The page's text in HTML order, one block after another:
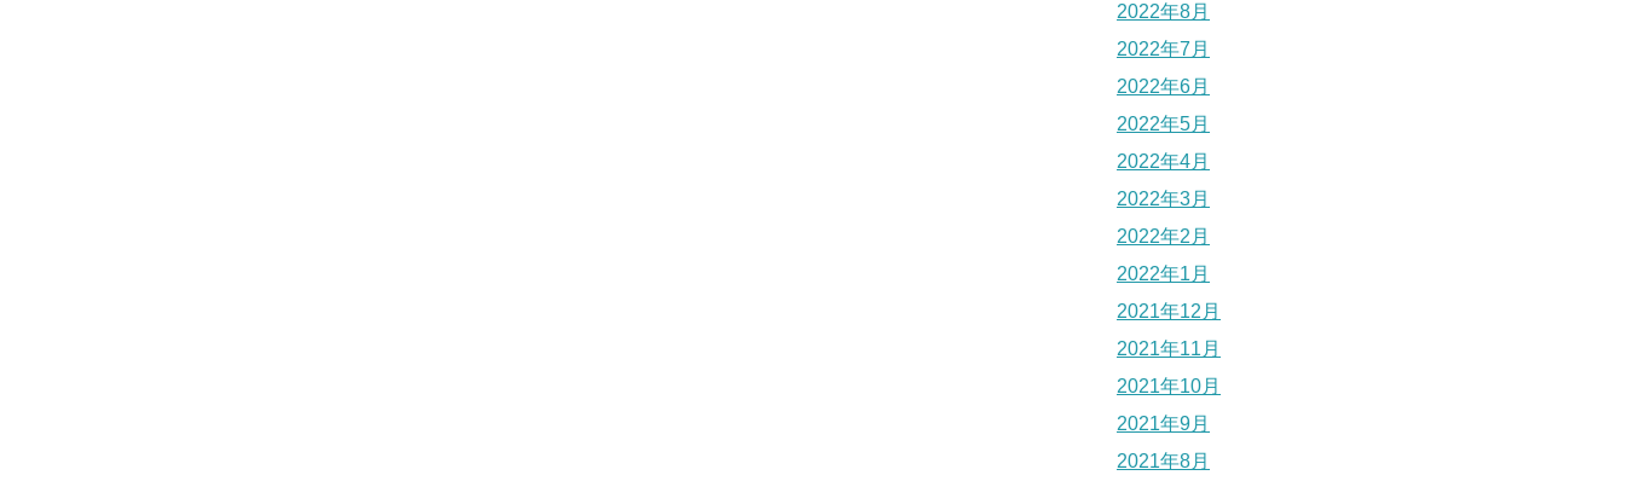
2022年8月
2022年7月
2022年6月
2022年5月
2022年4月
2022年3月
2022年2月
2022年1月
2021年12月
2021年11月
2021年10月
2021年9月
2021年8月